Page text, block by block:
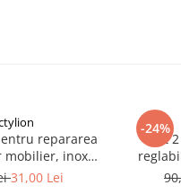
repararea
mobilier, inox
incluse, 9
31,00 Lei
-24%
Set